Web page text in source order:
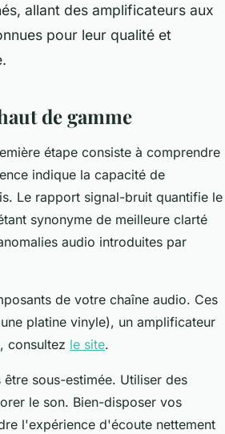
allant des amplificateurs aux
pour leur qualité et
de gamme
étape consiste à comprendre
indique la capacité de
Le rapport signal-bruit quantifie le
synonyme de meilleure clarté
audio introduites par
de votre chaîne audio. Ces
platine vinyle), un amplificateur
consultez le site.
sous-estimée. Utiliser des
le son. Bien-disposer vos
l'expérience d'écoute nettement